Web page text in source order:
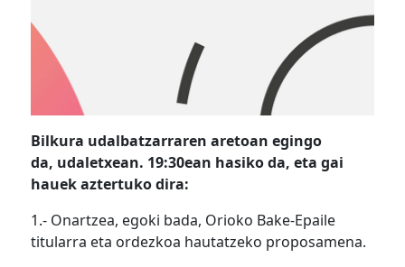
Bilkura udalbatzarraren aretoan egingo
da, udaletxean. 19:30ean hasiko da, eta gai
hauek aztertuko dira:
1.- Onartzea, egoki bada, Orioko Bake-Epaile
titularra eta ordezkoa hautatzeko proposamena.